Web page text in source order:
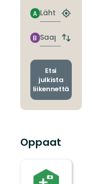
Lähtö
A
Etsi
pysäkki
Saapuminen
B
Vaihda
ja
Etsi
julkista
liikennettä
Oppaat